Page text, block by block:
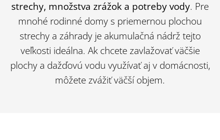
strechy, množstva zrážok a potreby vody. Pre
mnohé rodinné domy s priemernou plochou
strechy a záhrady je akumulačná nádrž tejto
veľkosti ideálna. Ak chcete zavlažovať väčšie
plochy a dažďovú vodu využívať aj v domácnosti,
môžete zvážiť väčší objem.